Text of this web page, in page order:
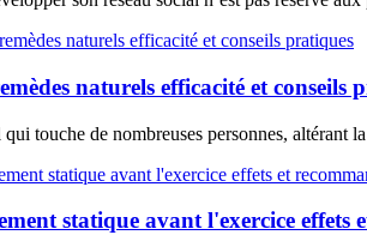
naturels efficacité et conseils
touche de nombreuses personnes, altérant
statique avant l'exercice effets